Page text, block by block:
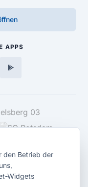
APPS
den Betrieb der
Widgets